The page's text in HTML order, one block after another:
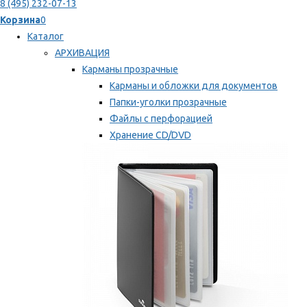
8 (495) 232-07-13
Корзина0
Каталог
АРХИВАЦИЯ
Карманы прозрачные
Карманы и обложки для документов
Папки-уголки прозрачные
Файлы с перфорацией
Хранение CD/DVD
Мы рекомендуем